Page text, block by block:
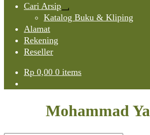
Cari Arsip
Expand
child
Katalog Buku & Kliping
Alamat
Rekening
Reseller
Rp 0,00 0 items
Mohammad